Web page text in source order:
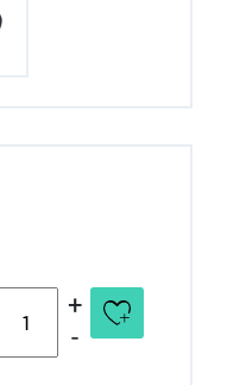
+
-